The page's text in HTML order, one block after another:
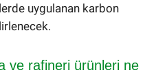
uygulanan karbon
ve rafineri ürünleri ne